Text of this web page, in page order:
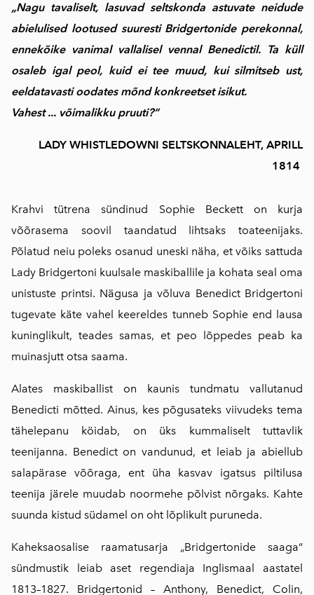
„Nagu tavaliselt, lasuvad seltskonda astuvate neidude
abielulised lootused suuresti Bridgertonide perekonnal,
ennekõike vanimal vallalisel vennal Benedictil. Ta küll
osaleb igal peol, kuid ei tee muud, kui silmitseb ust,
eeldatavasti oodates mõnd konkreetset isikut.
Vahest ... võimalikku pruuti?“
LADY WHISTLEDOWNI SELTSKONNALEHT, APRILL
1814
Krahvi tütrena sündinud Sophie Beckett on kurja
võõrasema soovil taandatud lihtsaks toateenijaks.
Põlatud neiu poleks osanud uneski näha, et võiks sattuda
Lady Bridgertoni kuulsale maskiballile ja kohata seal oma
unistuste printsi. Nägusa ja võluva Benedict Bridgertoni
tugevate käte vahel keereldes tunneb Sophie end lausa
kuninglikult, teades samas, et peo lõppedes peab ka
muinasjutt otsa saama.
Alates maskiballist on kaunis tundmatu vallutanud
Benedicti mõtted. Ainus, kes põgusateks viivudeks tema
tähelepanu köidab, on üks kummaliselt tuttavlik
teenijanna. Benedict on vandunud, et leiab ja abiellub
salapärase võõraga, ent üha kasvav igatsus piltilusa
teenija järele muudab noormehe põlvist nõrgaks. Kahte
suunda kistud südamel on oht lõplikult puruneda.
Kaheksaosalise raamatusarja „Bridgertonide saaga“
sündmustik leiab aset regendiaja Inglismaal aastatel
1813–1827. Bridgertonid – Anthony, Benedict, Colin,